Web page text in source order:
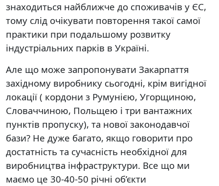
знаходиться найближче до споживачів у ЄС,
тому слід очікувати повторення такої самої
практики при подальшому розвитку
індустріальних парків в Україні.
Але що може запропонувати Закарпаття
західному виробнику сьогодні, крім вигідної
локації ( кордони з Румунією, Угорщиною,
Словаччиною, Польщею і три вантажних
пунктів пропуску), та нової законодавчої
бази? Не дуже багато, якщо говорити про
достатність та сучасність необхідної для
виробництва інфраструктури. Все що ми
маємо це 30-40-50 річні об’єкти